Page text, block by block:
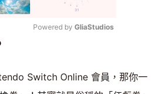
Powered by GliaStudios
Switch Online 會員，那你一